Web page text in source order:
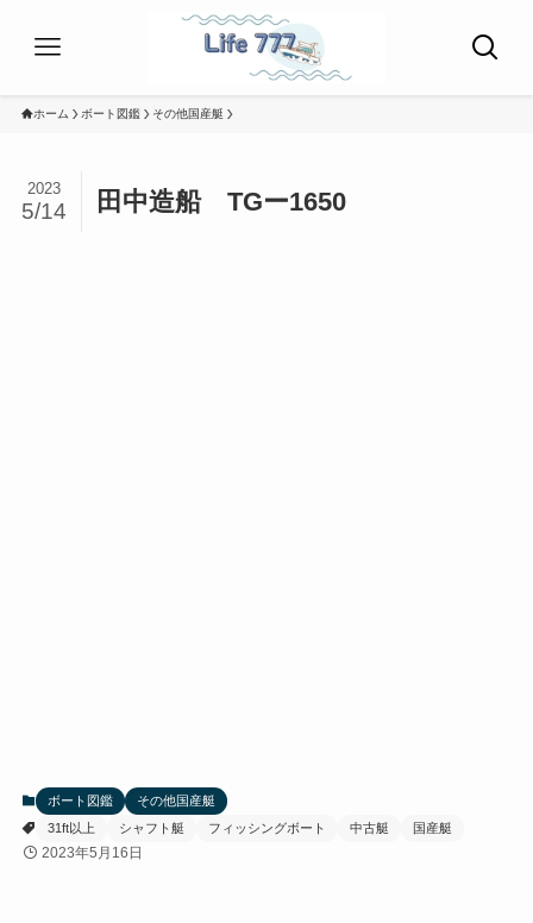
ホーム ボート図鑑 その他国産艇
田中造船 TGー1650
2023
5/14
ボート図鑑
その他国産艇
31ft以上
シャフト艇 フィッシングボート 中古艇 国産艇
2023年5月16日